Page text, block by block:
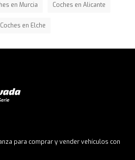
en Murcia Coches en Alicante
Coches en Elche
para comprar y vender vehículos con